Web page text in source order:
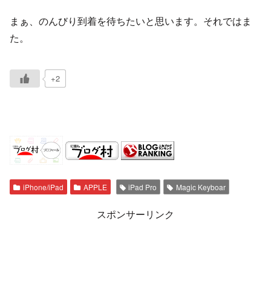
まぁ、のんびり到着を待ちたいと思います。それではま
た。
+2
iPhone/iPad APPLE iPad Pro Magic Keyboar
スポンサーリンク